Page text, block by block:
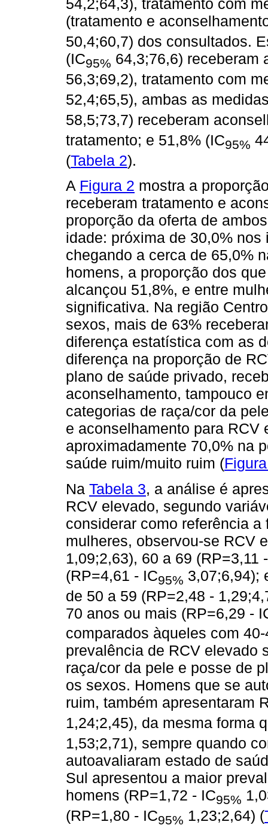
54,2;64,3), tratamento com
(tratamento e
50,4;60,7) dos consultados.
(IC95% 64,3;76,6) receberam
56,3;69,2), tratamento com
52,4;65,5), ambas as
58,5;73,7) receberam
tratamento; e 51,8% (IC95%
(Tabela 2).
A Figura 2 mostra a
receberam tratamento e
proporção da oferta de
idade: próxima de 30,0%
chegando a cerca de 65,0%
homens, a proporção dos
alcançou 51,8%, e entre
significativa. Na região
sexos, mais de 63%
diferença estatística com as
diferença na proporção de
plano de saúde privado,
aconselhamento, tampouco
categorias de raça/cor da
e aconselhamento para RCV
aproximadamente 70,0% na
saúde ruim/muito ruim (
Na Tabela 3, a análise é
RCV elevado, segundo
considerar como referência
mulheres, observou-se RCV
1,09;2,63), 60 a 69
(RP=4,61 - IC95% 3,07;6,94);
de 50 a 59 (RP=2,48 -
70 anos ou mais (RP=6,29 -
comparados àqueles com
prevalência de RCV elevado
raça/cor da pele e posse de
os sexos. Homens que se
ruim, também apresentaram
1,24;2,45), da mesma forma
1,53;2,71), sempre quando
autoavaliaram estado de
Sul apresentou a maior
homens (RP=1,72 - IC95%
(RP=1,80 - IC95% 1,23;2,64) (